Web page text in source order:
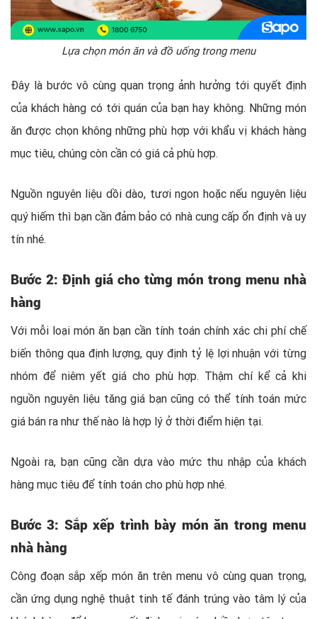
Lựa chọn món ăn và đồ uống trong menu
Đây là bước vô cùng quan trọng ảnh hưởng tới quyết định
của khách hàng có tới quán của bạn hay không. Những món
ăn được chọn không những phù hợp với khẩu vị khách hàng
mục tiêu, chúng còn cần có giá cả phù hợp.
Nguồn nguyên liệu dồi dào, tươi ngon hoặc nếu nguyên liệu
quý hiếm thì bạn cần đảm bảo có nhà cung cấp ổn định và uy
tín nhé.
Bước 2: Định giá cho từng món trong menu nhà
hàng
Với mỗi loại món ăn bạn cần tính toán chính xác chi phí chế
biến thông qua định lượng, quy định tỷ lệ lợi nhuận với từng
nhóm để niêm yết giá cho phù hợp. Thậm chí kể cả khi
nguồn nguyên liệu tăng giá bạn cũng có thể tính toán mức
giá bán ra như thế nào là hợp lý ở thời điểm hiện tại.
Ngoài ra, bạn cũng cần dựa vào mức thu nhập của khách
hàng mục tiêu để tính toán cho phù hợp nhé.
Bước 3: Sắp xếp trình bày món ăn trong menu
nhà hàng
Công đoạn sắp xếp món ăn trên menu vô cùng quan trọng,
cần ứng dụng nghệ thuật tinh tế đánh trúng vào tâm lý của